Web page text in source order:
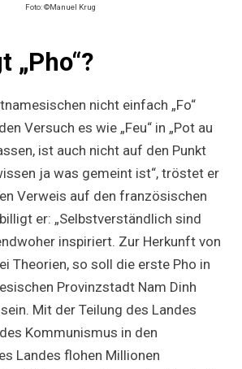
Foto: ©Manuel Krug
„Pho“?
nicht einfach „Fo“
Versuch es wie „Feu“ in „Pot au
ist auch nicht auf den Punkt
ja was gemeint ist“, tröstet er
Verweis auf den französischen
er: „Selbstverständlich sind
inspiriert. Zur Herkunft von
Theorien, so soll die erste Pho in
Provinzstadt Nam Dinh
Mit der Teilung des Landes
Kommunismus in den
Landes flohen Millionen